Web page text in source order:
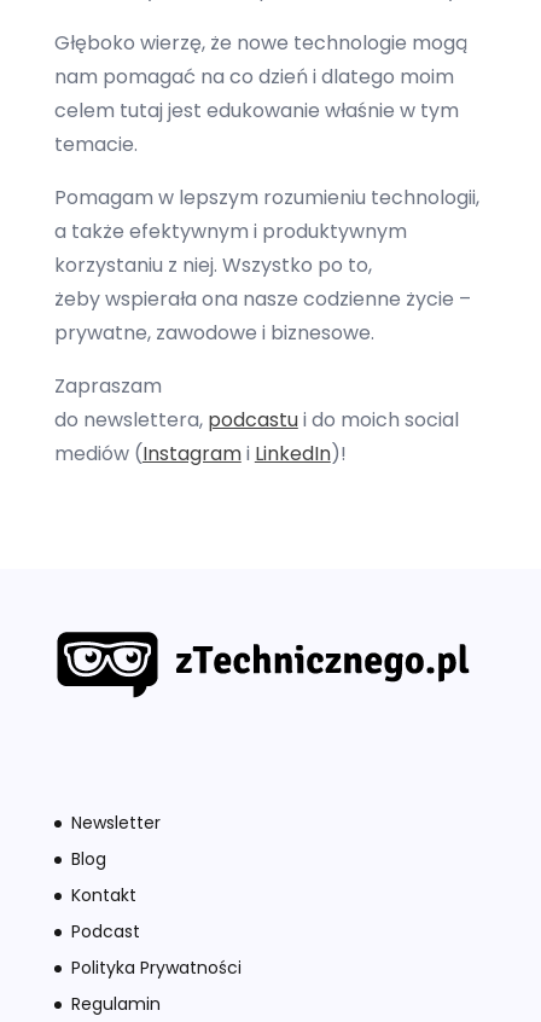
Głęboko wierzę, że nowe technologie mogą
nam pomagać na co dzień i dlatego moim
celem tutaj jest edukowanie właśnie w tym
temacie.
Pomagam w lepszym rozumieniu technologii,
a także efektywnym i produktywnym
korzystaniu z niej. Wszystko po to,
żeby wspierała ona nasze codzienne życie –
prywatne, zawodowe i biznesowe.
Zapraszam
do newslettera, podcastui do moich social
mediów (Instagrami LinkedIn)!
Newsletter
Blog
Kontakt
Podcast
Polityka Prywatności
Regulamin